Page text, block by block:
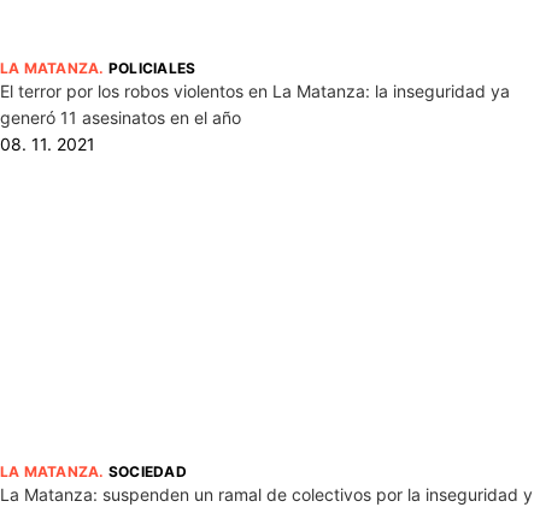
LA MATANZA. POLICIALES
El terror por los robos violentos en La Matanza: la inseguridad ya
generó 11 asesinatos en el año
08. 11. 2021
LA MATANZA. SOCIEDAD
La Matanza: suspenden un ramal de colectivos por la inseguridad y